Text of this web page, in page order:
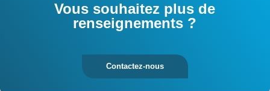
Vous souhaitez plus de
renseignements ?
Contactez-nous